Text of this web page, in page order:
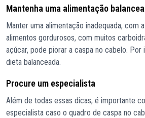
Mantenha uma alimentação
Manter uma alimentação inadequada, com
alimentos gordurosos, com muitos
açúcar, pode piorar a caspa no cabelo. Por
dieta balanceada.
Procure um especialista
Além de todas essas dicas, é importante
especialista caso o quadro de caspa no